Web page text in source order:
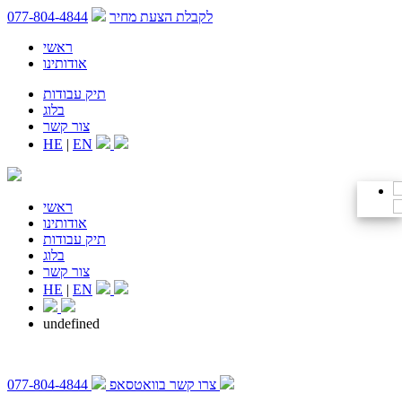
לקבלת הצעת מחיר
077-804-4844
ראשי
אודותינו
תיק עבודות
בלוג
צור קשר
HE | EN
ראשי
אודותינו
תיק עבודות
בלוג
צור קשר
HE | EN
undefined
צרו קשר בוואטסאפ 077-804-4844